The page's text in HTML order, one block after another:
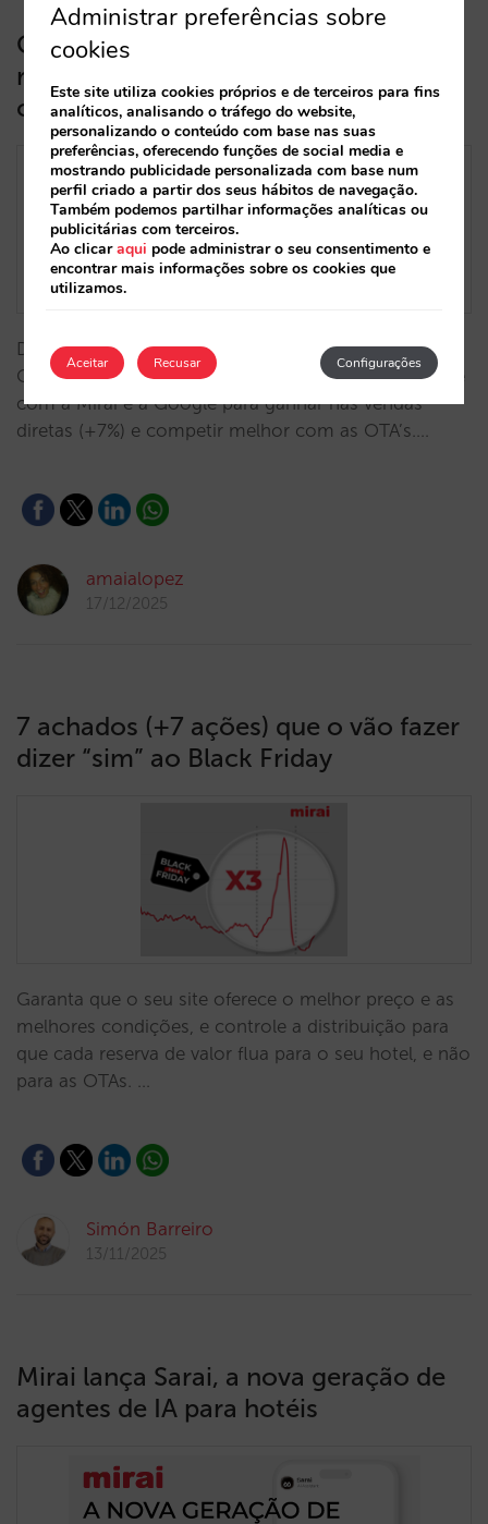
Grupo Camino Real aumenta sua
receita em 83% e maximiza o ROI
com Performance Max
De desafios de medição a resultados: O Grupo
Camino Real impulsiona a sua estratégia juntamente
com a Mirai e a Google para ganhar nas vendas
diretas (+7%) e competir melhor com as OTA’s.…
amaialopez
17/12/2025
7 achados (+7 ações) que o vão fazer
dizer “sim” ao Black Friday
Garanta que o seu site oferece o melhor preço e as
melhores condições, e controle a distribuição para
que cada reserva de valor flua para o seu hotel, e não
para as OTAs. …
Simón Barreiro
13/11/2025
Mirai lança Sarai, a nova geração de
agentes de IA para hotéis
Administrar preferências sobre
cookies
Este site utiliza cookies próprios e de terceiros para fins
analíticos, analisando o tráfego do website,
personalizando o conteúdo com base nas suas
preferências, oferecendo funções de social media e
mostrando publicidade personalizada com base num
perfil criado a partir dos seus hábitos de navegação.
Também podemos partilhar informações analíticas ou
publicitárias com terceiros.
Ao clicaraqui pode administrar o seu consentimento e
encontrar mais informações sobre os cookies que
utilizamos.
Aceitar Configurações
Recusar